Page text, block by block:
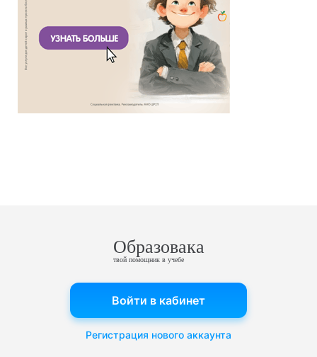
Образовака
твой помощник в учебе
Войти в кабинет
Регистрация нового аккаунта